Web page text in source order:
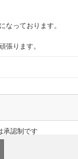
なっております。
張ります。
承認制です